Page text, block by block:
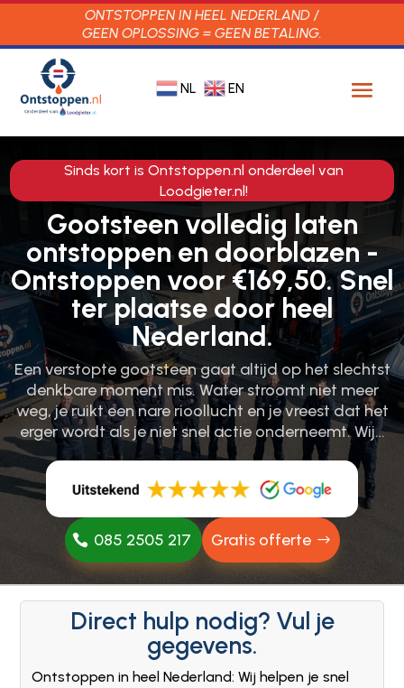
ONTSTOPPEN IN HEEL NEDERLAND /
GEEN OPLOSSING = GEEN BETALING.
NL EN
Sinds kort is Ontstoppen.nl onderdeel van
Loodgieter.nl!
Gootsteen volledig laten
ontstoppen en doorblazen -
Ontstoppen voor €169,50. Snel
ter plaatse door heel
Nederland.
Een verstopte gootsteen gaat altijd op het slechtst
denkbare moment mis.​ Water stroomt niet meer
weg, je ruikt een nare rioollucht en je vreest dat het
erger wordt als je niet snel actie onderneemt.​ Wij…
085 2505 217 Gratis offerte
Direct hulp nodig? Vul je
gegevens.
Ontstoppen in heel Nederland: Wij helpen je snel